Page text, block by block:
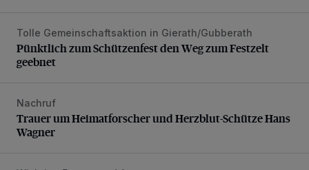
Pünktlich zum Schützenfest den Weg zum Festzelt
Tolle Gemeinschaftsaktion in Gierath/Gubberath
Pünktlich zum Schützenfest den Weg zum Festzelt
geebnet
Trauer um Heimatforscher und Herzblut-Schütze Hans
Nachruf
Trauer um Heimatforscher und Herzblut-Schütze Hans
Wagner